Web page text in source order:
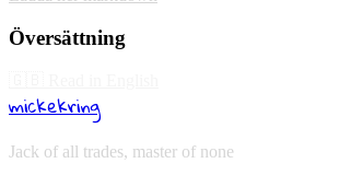
Översättning
mickekring
Jack of all trades, master of none